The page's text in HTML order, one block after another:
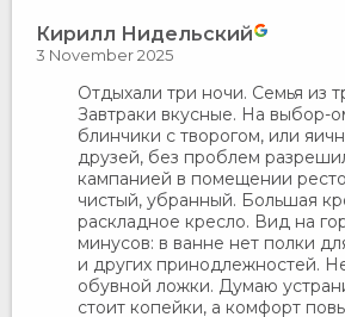
Кирилл Нидельский
3 November 2025
Отдыхали три ночи. Семья из
Завтраки вкусные. На выбор-
блинчики с творогом, или
друзей, без проблем
кампанией в помещении
чистый, убранный. Большая
раскладное кресло. Вид на
минусов: в ванне нет полки
и других принодлежностей.
обувной ложки. Думаю
стоит копейки, а комфорт